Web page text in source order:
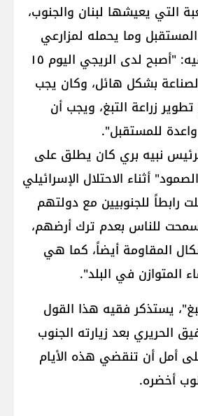
التي يعيشها لبنان والجنوب،
وما يحمله لمزارعي
الجنوب، فيقول فقيه: "أصبح لدى الريجي اليوم ١٥
بشكل هائل، وكان يجب
زراعة التبغ، ويجب أن
للمستقبل".
نبيه بري كان يطلق على
أثناء الاحتلال الإسرائيلي
رابطاً للجنوبيين مع دولتهم
للناس بعدم ترك أرضهم،
المقاومة أيضاً، كما هي
المتوازن في البلد".
يستذكر فقيه هذا القول
الحريري بعد زيارته الجنوب
2000، على أمل أن تنقضي هذه الأيام
أخضره.